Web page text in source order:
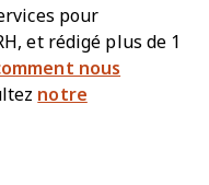
pour
et rédigé plus de 1
nous
notre